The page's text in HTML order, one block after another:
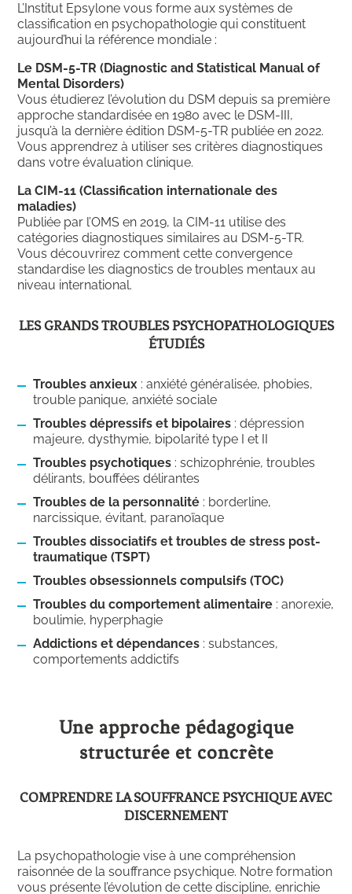
L’Institut Epsylone vous forme aux systèmes de
classification en psychopathologie qui constituent
aujourd’hui la référence mondiale :
Le DSM-5-TR (Diagnostic and Statistical Manual of
Mental Disorders)
Vous étudierez l’évolution du DSM depuis sa première
approche standardisée en 1980 avec le DSM-III,
jusqu’à la dernière édition DSM-5-TR publiée en 2022.
Vous apprendrez à utiliser ses critères diagnostiques
dans votre évaluation clinique.
La CIM-11 (Classification internationale des
maladies)
Publiée par l’OMS en 2019, la CIM-11 utilise des
catégories diagnostiques similaires au DSM-5-TR.
Vous découvrirez comment cette convergence
standardise les diagnostics de troubles mentaux au
niveau international.
LES GRANDS TROUBLES PSYCHOPATHOLOGIQUES
ÉTUDIÉS
Troubles anxieux : anxiété généralisée, phobies,
trouble panique, anxiété sociale
Troubles dépressifs et bipolaires : dépression
majeure, dysthymie, bipolarité type I et II
Troubles psychotiques : schizophrénie, troubles
délirants, bouffées délirantes
Troubles de la personnalité : borderline,
narcissique, évitant, paranoïaque
Troubles dissociatifs et troubles de stress post-
traumatique (TSPT)
Troubles obsessionnels compulsifs (TOC)
Troubles du comportement alimentaire : anorexie,
boulimie, hyperphagie
Addictions et dépendances : substances,
comportements addictifs
Une approche pédagogique
structurée et concrète
COMPRENDRE LA SOUFFRANCE PSYCHIQUE AVEC
DISCERNEMENT
La psychopathologie vise à une compréhension
raisonnée de la souffrance psychique. Notre formation
vous présente l’évolution de cette discipline, enrichie